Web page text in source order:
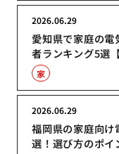
愛知県で家庭の
者ランキング5選
2026.06.29
家
福岡県の家庭向
選！選び方のポイ
2026.06.29